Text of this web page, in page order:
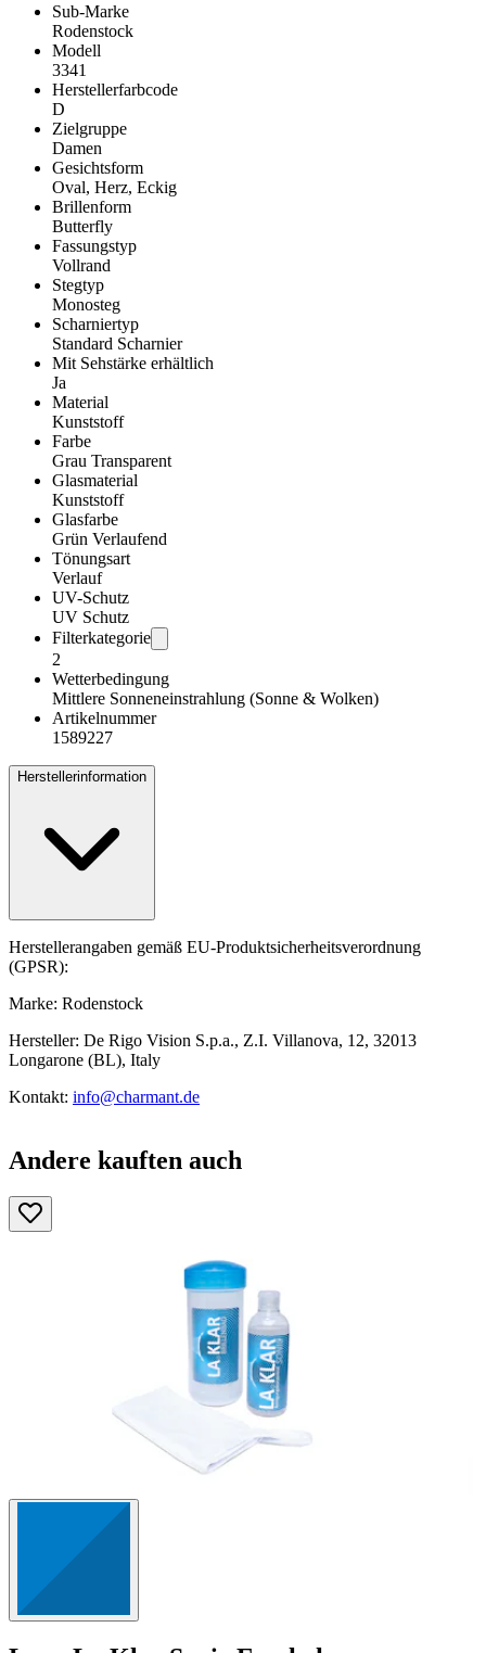
Sub-Marke
Rodenstock
Modell
3341
Herstellerfarbcode
D
Zielgruppe
Damen
Gesichtsform
Oval, Herz, Eckig
Brillenform
Butterfly
Fassungstyp
Vollrand
Stegtyp
Monosteg
Scharniertyp
Standard Scharnier
Mit Sehstärke erhältlich
Ja
Material
Kunststoff
Farbe
Grau Transparent
Glasmaterial
Kunststoff
Glasfarbe
Grün Verlaufend
Tönungsart
Verlauf
UV-Schutz
UV Schutz
Filterkategorie
2
Wetterbedingung
Mittlere Sonneneinstrahlung (Sonne & Wolken)
Artikelnummer
1589227
Herstellerinformation
Herstellerangaben gemäß EU-Produktsicherheitsverordnung
(GPSR):
Marke: Rodenstock
Hersteller: De Rigo Vision S.p.a., Z.I. Villanova, 12, 32013
Longarone (BL), Italy
Kontakt: info@charmant.de
Andere kauften auch